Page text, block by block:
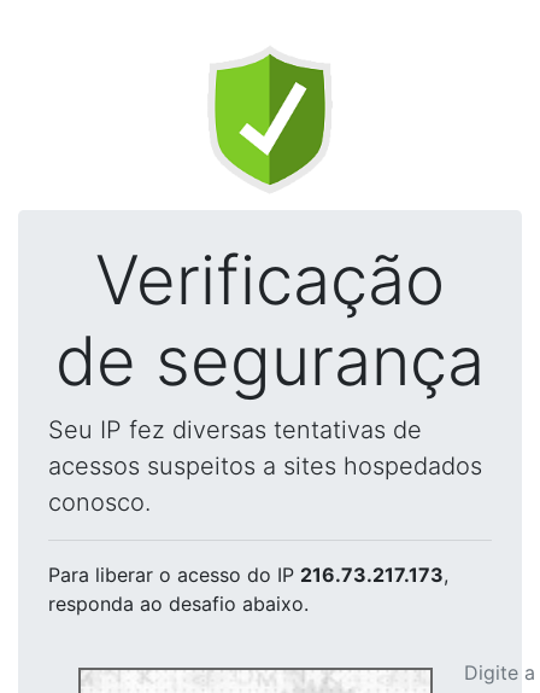
Verificação
de segurança
Seu IP fez diversas tentativas de
acessos suspeitos a sites hospedados
conosco.
Para liberar o acesso do IP 216.73.217.173,
responda ao desafio abaixo.
Digite